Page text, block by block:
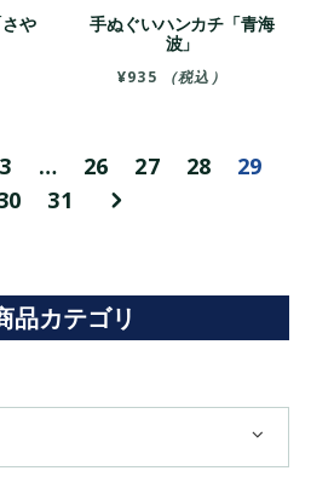
や
手ぬぐいハンカチ「青海
波」
¥935 （税込）
3 … 26 27 28
29
31
品カテゴリ